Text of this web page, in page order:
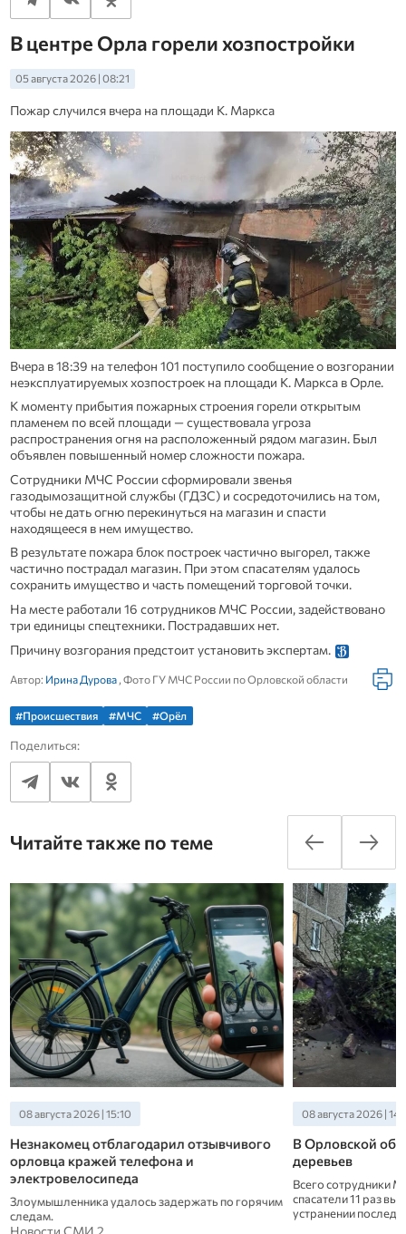
В центре Орла горели хозпостройки
05 августа 2026 | 08:21
Пожар случился вчера на площади К. Маркса
Вчера в 18:39 на телефон 101 поступило сообщение о возгорании
неэксплуатируемых хозпостроек на площади К. Маркса в Орле.
К моменту прибытия пожарных строения горели открытым
пламенем по всей площади — существовала угроза
распространения огня на расположенный рядом магазин. Был
объявлен повышенный номер сложности пожара.
Сотрудники МЧС России сформировали звенья
газодымозащитной службы (ГДЗС) и сосредоточились на том,
чтобы не дать огню перекинуться на магазин и спасти
находящееся в нем имущество.
В результате пожара блок построек частично выгорел, также
частично пострадал магазин. При этом спасателям удалось
сохранить имущество и часть помещений торговой точки.
На месте работали 16 сотрудников МЧС России, задействовано
три единицы спецтехники. Пострадавших нет.
Причину возгорания предстоит установить экспертам.
Автор: Ирина Дурова, Фото ГУ МЧС России по Орловской области
#Происшествия #МЧС #Орёл
Поделиться:
Читайте также по теме
08 августа 2026 | 15:10
Незнакомец отблагодарил отзывчивого
орловца кражей телефона и
электровелосипеда
Злоумышленника удалось задержать по горячим
следам.
08 августа 2026 |
В Орловской
деревьев
Всего сотрудники
спасатели 11 раз
устранении